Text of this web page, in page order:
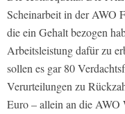
Scheinarbeit in der AWO
die ein Gehalt bezogen
Arbeitsleistung dafür zu
sollen es gar 80
Verurteilungen zu
Euro – allein an die AWO